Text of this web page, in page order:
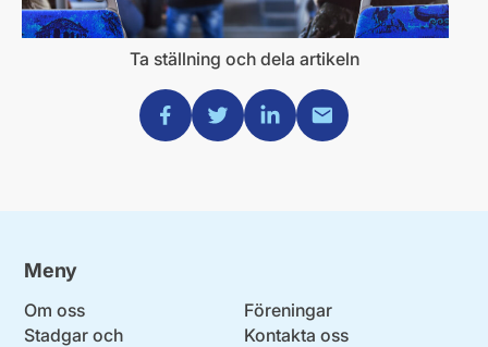
Ta ställning och dela artikeln
Dela via Facebook
Dela via Twitter
Dela via Linkedin
Dela via Mail
Meny
Om oss
Stadgar och
Föreningar
Kontakta oss